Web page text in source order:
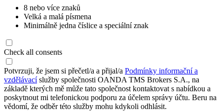
8 nebo více znaků
Velká a malá písmena
Minimálně jedna číslice a speciální znak
Check all consents
Potvrzuji, že jsem si přečetl/a a přijal/a Podmínky informační a
vzdělávacíslužby společnosti OANDA TMS Brokers S.A., na
základě kterých mě může tato společnost kontaktovat s nabídkou a
poskytnout mi telefonickou podporu za účelem správy účtu. Beru na
vědomí, že odběr této služby mohu kdykoli odhlásit.